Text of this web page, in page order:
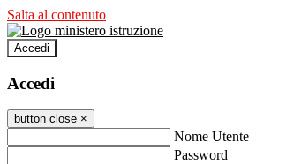
Salta al contenuto
Accedi
Accedi
button close ×
Nome Utente
Password